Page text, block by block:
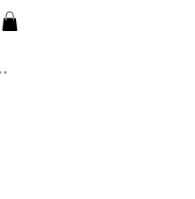
ン